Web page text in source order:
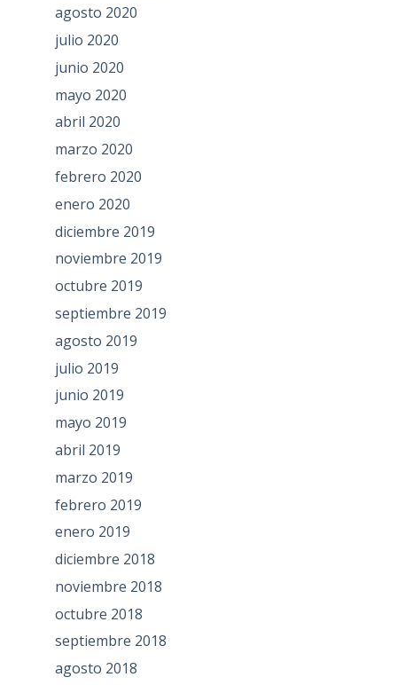
agosto 2020
julio 2020
junio 2020
mayo 2020
abril 2020
marzo 2020
febrero 2020
enero 2020
diciembre 2019
noviembre 2019
octubre 2019
septiembre 2019
agosto 2019
julio 2019
junio 2019
mayo 2019
abril 2019
marzo 2019
febrero 2019
enero 2019
diciembre 2018
noviembre 2018
octubre 2018
septiembre 2018
agosto 2018